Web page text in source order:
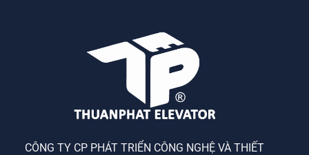
CÔNG TY CP PHÁT TRIỂN CÔNG NGHỆ VÀ THIẾT